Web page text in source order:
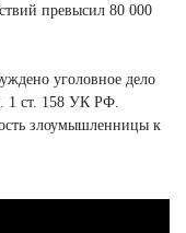
превысил 80 000
уголовное дело
1 ст. 158 УК РФ.
злоумышленницы к